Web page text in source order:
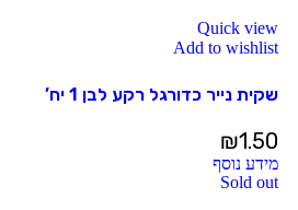
Quick view
Add to wishlist
שקית נייר כדורגל רקע לבן 1 יח’
₪1.50
מידע נוסף
Sold out